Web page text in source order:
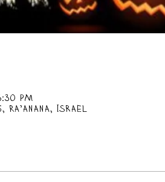
PM
Ra'anana, Israel